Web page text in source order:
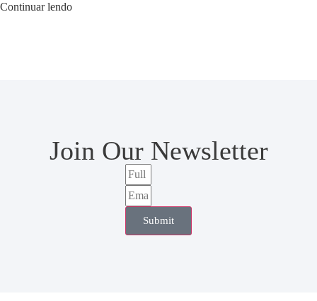
Continuar lendo
Join Our Newsletter
Submit